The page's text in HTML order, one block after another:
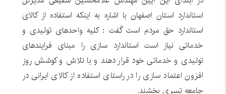
استاندارد استان اصفهان با اشاره به اینکه استفاده از کالای
استاندارد حق مردم است گفت : کلیه واحدهای تولیدی و
خدماتی نیاز است استاندارد سازی را مبنای فرایندهای
تولیدی و خدماتی خود قرار دهند و با تلاش و کوشش روز
افزون اعتماد سازی را در راستای استفاده از کالای ایرانی در
جامعه تسری بخشند.